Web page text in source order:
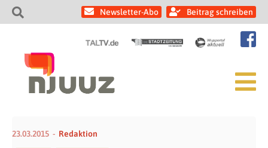
Newsletter-Abo Beitrag schreiben
23.03.2015 Redaktion